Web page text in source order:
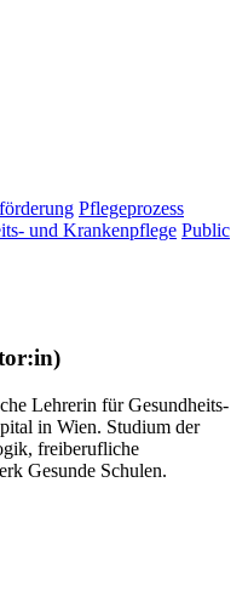
Pflegeprozess
und Krankenpflege Public
Lehrerin für Gesundheits-
in Wien. Studium der
freiberufliche
Gesunde Schulen.